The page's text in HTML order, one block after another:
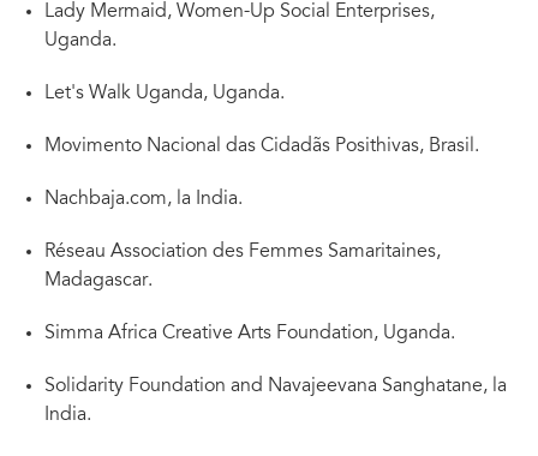
Lady Mermaid, Women-Up Social Enterprises,
Uganda.
Let's Walk Uganda, Uganda.
Movimento Nacional das Cidadãs Posithivas, Brasil.
Nachbaja.com, la India.
Réseau Association des Femmes Samaritaines,
Madagascar.
Simma Africa Creative Arts Foundation, Uganda.
Solidarity Foundation and Navajeevana Sanghatane, la
India.